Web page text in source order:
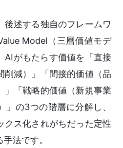
後述する独自のフレームワ
Model（三層価値モデ
AIがもたらす価値を「直接
削減）」「間接的価値（品
」「戦略的価値（新規事業
」の3つの階層に分解し、
クス化されがちだった定性
法です。